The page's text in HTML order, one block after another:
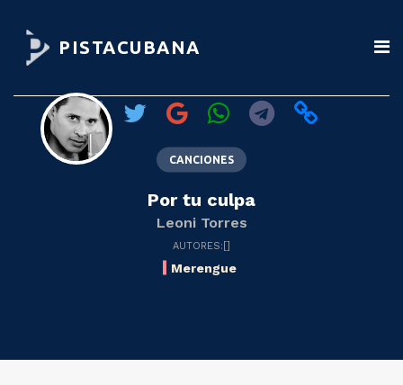
PISTACUBANA
CANCIONES
Por tu culpa
Leoni Torres
AUTORES:[]
Merengue